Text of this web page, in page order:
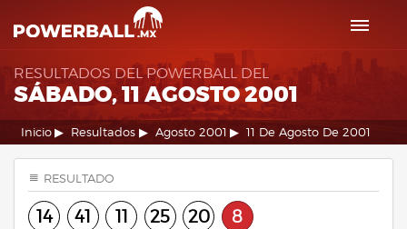
RESULTADOS DEL POWERBALL DEL
SÁBADO, 11 AGOSTO 2001
Inicio Resultados Agosto 2001 11 De Agosto De 2001
RESULTADO
14 41 11 25 20 8